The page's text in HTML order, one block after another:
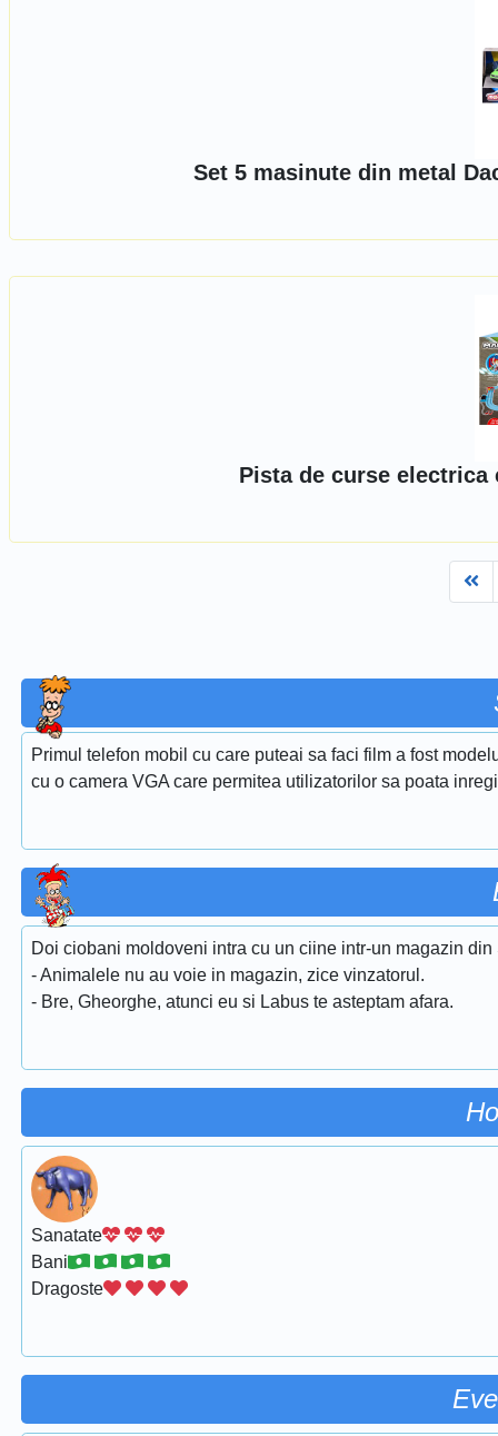
Set 5 masinute din metal
Pista de curse electrica
Primul telefon mobil cu care puteai sa faci film a fost
cu o camera VGA care permitea utilizatorilor sa poata
Doi ciobani moldoveni intra cu un ciine intr-un magazin din
- Animalele nu au voie in magazin, zice vinzatorul.
- Bre, Gheorghe, atunci eu si Labus te asteptam afara.
Sanatate
Bani
Dragoste